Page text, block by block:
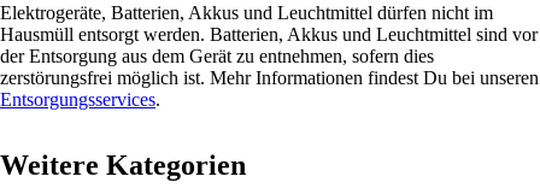
Elektrogeräte, Batterien, Akkus und Leuchtmittel dürfen nicht im
Hausmüll entsorgt werden. Batterien, Akkus und Leuchtmittel sind vor
der Entsorgung aus dem Gerät zu entnehmen, sofern dies
zerstörungsfrei möglich ist. Mehr Informationen findest Du bei unseren
Entsorgungsservices.
Weitere Kategorien